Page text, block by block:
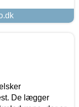
De lægger